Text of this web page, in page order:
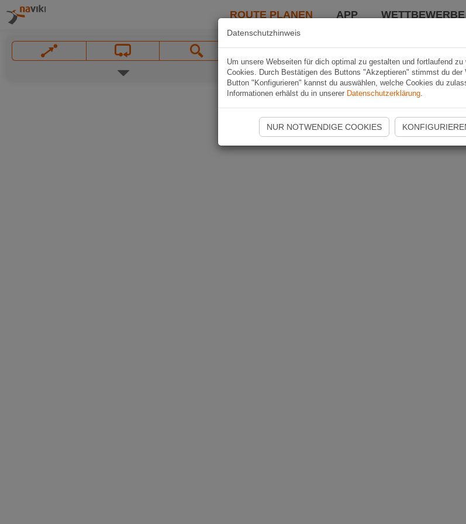
ROUTE PLANEN APP WETTBEWERBE
Datenschutzhinweis
Um unsere Webseiten für dich optimal zu gestalten und fortlaufend zu
Cookies. Durch Bestätigen des Buttons "Akzeptieren" stimmst du der
Button "Konfigurieren" kannst du auswählen, welche Cookies du
Informationen erhälst du in unserer Datenschutzerklärung.
NUR NOTWENDIGE COOKIES